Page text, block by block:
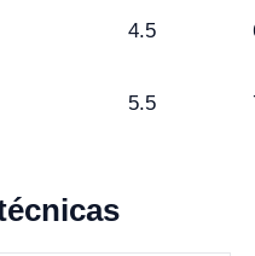
4.5
5.5